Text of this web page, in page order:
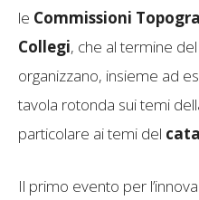
le Commissioni
Collegi, che al termine
organizzano, insieme ad
tavola rotonda sui temi
particolare ai temi del
Il primo evento per